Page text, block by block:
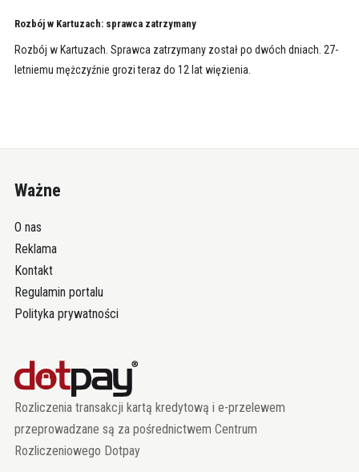
Rozbój w Kartuzach: sprawca zatrzymany
Rozbój w Kartuzach. Sprawca zatrzymany został po dwóch dniach. 27-
letniemu mężczyźnie grozi teraz do 12 lat więzienia.
Ważne
O nas
Reklama
Kontakt
Regulamin portalu
Polityka prywatności
Rozliczenia transakcji kartą kredytową i e-przelewem
przeprowadzane są za pośrednictwem Centrum
Rozliczeniowego Dotpay